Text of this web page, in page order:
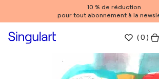
10 % de réduction
pour tout abonnement à la
(0 )